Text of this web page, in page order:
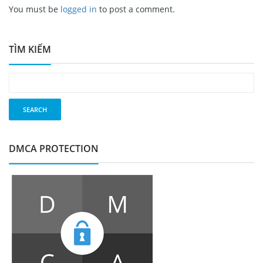
You must be logged in to post a comment.
TÌM KIẾM
DMCA PROTECTION